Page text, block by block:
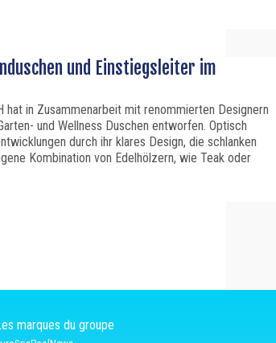
und Einstiegsleiter im
hat in Zusammenarbeit mit renommierten Designern
und Wellness Duschen entworfen. Optisch
durch ihr klares Design, die schlanken
Kombination von Edelhölzern, wie Teak oder
marques du groupe